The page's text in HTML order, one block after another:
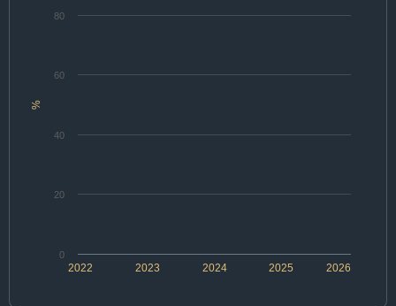
%
2022 2024 2026
2023 2025
0
20
40
60
80